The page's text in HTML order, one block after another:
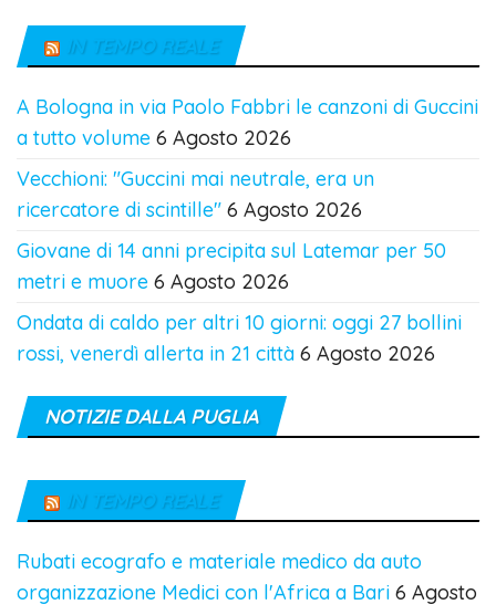
IN TEMPO REALE
A Bologna in via Paolo Fabbri le canzoni di Guccini
a tutto volume 6 Agosto 2026
Vecchioni: "Guccini mai neutrale, era un
ricercatore di scintille" 6 Agosto 2026
Giovane di 14 anni precipita sul Latemar per 50
metri e muore 6 Agosto 2026
Ondata di caldo per altri 10 giorni: oggi 27 bollini
rossi, venerdì allerta in 21 città 6 Agosto 2026
NOTIZIE DALLA PUGLIA
IN TEMPO REALE
Rubati ecografo e materiale medico da auto
organizzazione Medici con l'Africa a Bari 6 Agosto